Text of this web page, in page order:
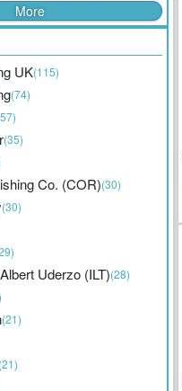
More
UK(115)
(74)
(35)
Co. (COR)(30)
(30)
Uderzo (ILT)(28)
(21)
(21)